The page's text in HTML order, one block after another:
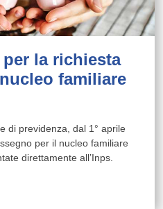
la richiesta
familiare
di previdenza, dal 1° aprile
per il nucleo familiare
direttamente all’Inps.